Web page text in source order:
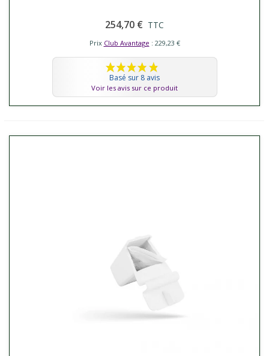
254,70 € TTC
Prix Club Avantage : 229,23 €
Basé sur 8 avis
Voir les avis sur ce produit